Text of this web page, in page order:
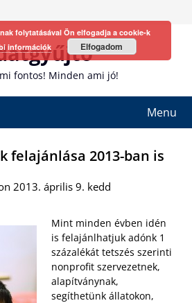
fontos! Minden ami jó!
Menu
felajánlása 2013-ban is
2013. április 9. kedd
Mint minden évben idén
is felajánlhatjuk adónk 1
százalékát tetszés szerinti
nonprofit szervezetnek,
alapítványnak,
segíthetünk állatokon,
folytatásával Ön elfogadja a cookie-k
információk Elfogadom